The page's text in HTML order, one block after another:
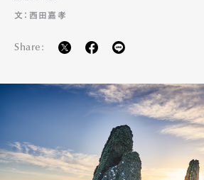
文：西田嘉孝
Share: